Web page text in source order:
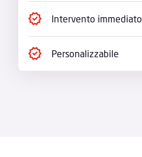
Intervento immediato
Personalizzabile